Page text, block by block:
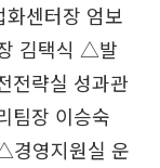
센터장 엄보
김택식 △발
전략실 성과관
팀장 이승숙
경영지원실 운